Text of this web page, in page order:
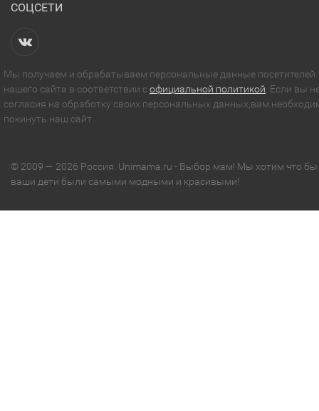
СОЦСЕТИ
Мы получаем и обрабатываем персональные данные посетителей
нашего сайта в соответствии софициальной политикой . Если вы
согласия на обработку своих персональных данных,вам
покинуть наш сайт.
© 2009 — 2026 Россия. Unimama.ru - Выбор мам! Мы хотим что бы
ваши дети были самыми модными и красивыми!